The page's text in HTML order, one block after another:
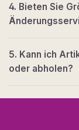
4. Bieten Sie
5. Kann ich
oder abholen?